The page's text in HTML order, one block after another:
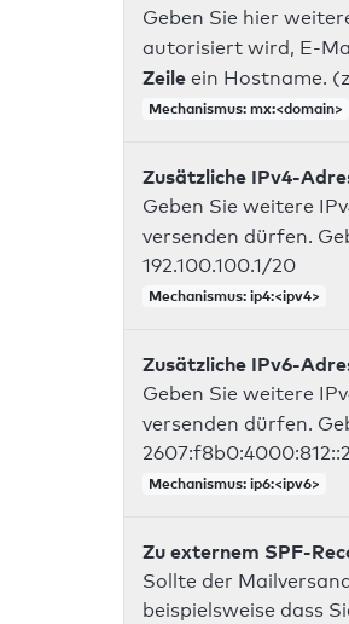
Geben Sie hier
autorisiert wird, E-
Zeile ein Hostname.
Mechanismus: mx:<domain>
Zusätzliche IPv4-
Geben Sie weitere
versenden dürfen.
192.100.100.1/20
Mechanismus: ip4:<ipv4>
Zusätzliche IPv6-
Geben Sie weitere
versenden dürfen.
Mechanismus: ip6:<ipv6>
Zu externem SPF-
Sollte der
beispielsweise dass